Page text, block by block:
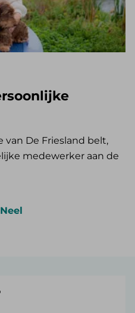
van De Friesland belt,
medewerker aan de